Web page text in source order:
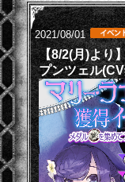
2021/08/01
【8/2(月)より
プンツェル